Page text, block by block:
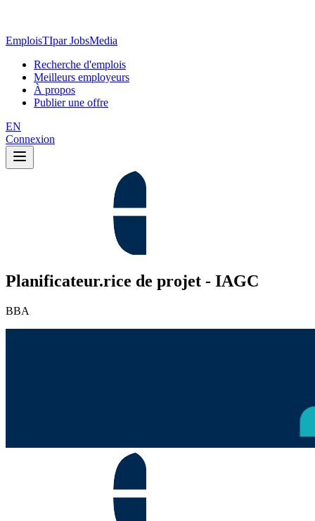
EmploisTIpar JobsMedia
Recherche d'emplois
Meilleurs employeurs
À propos
Publier une offre
EN
Connexion
Planificateur.rice de projet - IAGC
BBA